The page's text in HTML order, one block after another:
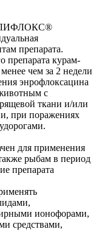
препарата.
препарата курам-
чем за 2 недели
энрофлоксацина
с
ткани и/или
при поражениях
для применения
рыбам в период
препарата
ионофорами,
средствами,